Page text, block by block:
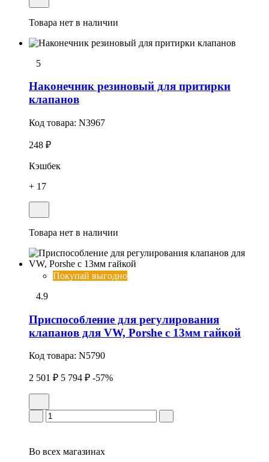
Товара нет в наличии
5
Наконечник резиновый для притирки
клапанов
Код товара: N3967
248 ₽
Кэшбек
+ 17
Товара нет в наличии
Покупай выгодно
4.9
Приспособление для регулирования
клапанов для VW, Porshe с 13мм гайкой
Код товара: N5790
2 501 ₽ 5 794 ₽ -57%
Во всех магазинах